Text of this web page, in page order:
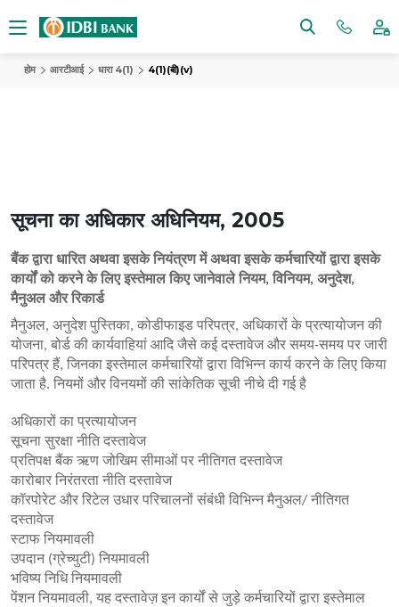
होम आरटीआई धारा 4(1) 4(1)(बी)(v)
सूचना का अधिकार अधिनियम, 2005
बैंक द्वारा धारित अथवा इसके नियंत्रण में अथवा इसके कर्मचारियों द्वारा इसके
कार्यों को करने के लिए इस्तेमाल किए जानेवाले नियम, विनियम, अनुदेश,
मैनुअल और रिकार्ड
मैनुअल, अनुदेश पुस्तिका, कोडीफाइड परिपत्र, अधिकारों के प्रत्यायोजन की
योजना, बोर्ड की कार्यवाहियां आदि जैसे कई दस्तावेज और समय-समय पर जारी
परिपत्र हैं, जिनका इस्तेमाल कर्मचारियों द्वारा विभिन्न कार्य करने के लिए किया
जाता है. नियमों और विनयमों की सांकेतिक सूची नीचे दी गई है
अधिकारों का प्रत्यायोजन
सूचना सुरक्षा नीति दस्तावेज
प्रतिपक्ष बैंक ऋण जोखिम सीमाओं पर नीतिगत दस्तावेज
कारोबार निरंतरता नीति दस्तावेज
कॉरपोरेट और रिटेल उधार परिचालनों संबंधी विभिन्न मैनुअल/ नीतिगत
दस्तावेज
स्टाफ नियमावली
उपदान (ग्रेच्युटी) नियमावली
भविष्य निधि नियमावली
पेंशन नियमावली, यह दस्तावेज़ इन कार्यों से जुड़े कर्मचारियों द्वारा इस्तेमाल